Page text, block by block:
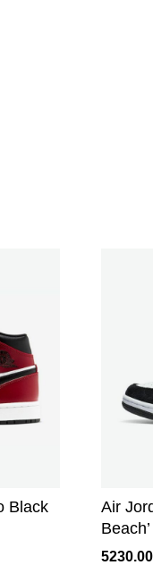
Black
Air
Beach’
5230.00